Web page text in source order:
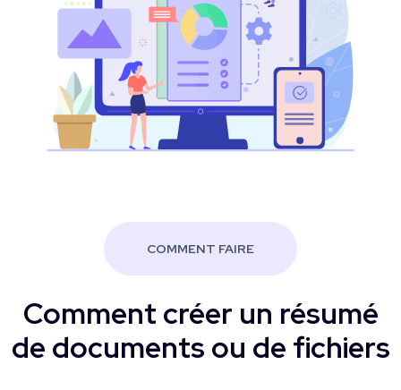
COMMENT FAIRE
Comment créer un résumé
de documents ou de fichiers